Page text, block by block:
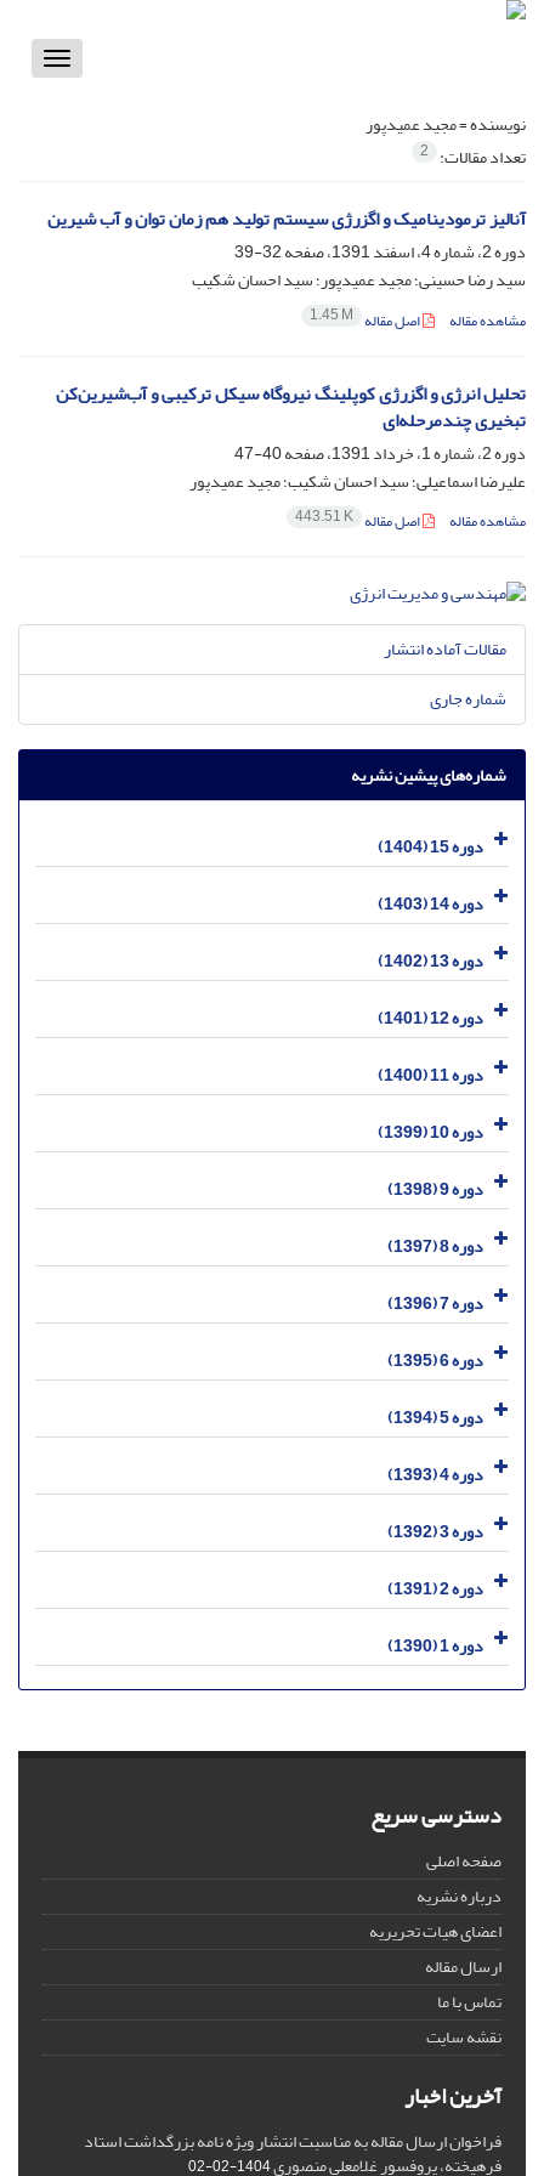
Toggle
نویسنده =مجید عمیدپور
تعداد مقالات: 2
آنالیز ترمودینامیک و اگزرژی سیستم تولید هم زمان توان و آب شیرین
دوره 2، شماره 4، اسفند 1391، صفحه
32-39
سید رضا حسینی؛ مجید عمیدپور؛ سید احسان شکیب
مشاهده مقاله اصل مقاله 1.45 M
تحلیل انرژی و اگزرژی کوپلینگ نیروگاه سیکل ترکیبی و آب‌شیرین‌کن
تبخیری چندمرحله‌ای
دوره 2، شماره 1، خرداد 1391، صفحه
40-47
علیرضا اسماعیلی؛ سید احسان شکیب؛ مجید عمیدپور
مشاهده مقاله اصل مقاله 443.51 K
مقالات آماده انتشار
شماره جاری
شماره‌های پیشین نشریه
دوره 15 (1404)
دوره 14 (1403)
دوره 13 (1402)
دوره 12 (1401)
دوره 11 (1400)
دوره 10 (1399)
دوره 9 (1398)
دوره 8 (1397)
دوره 7 (1396)
دوره 6 (1395)
دوره 5 (1394)
دوره 4 (1393)
دوره 3 (1392)
دوره 2 (1391)
دوره 1 (1390)
دسترسی سریع
صفحه اصلی
درباره نشریه
اعضای هیات تحریریه
ارسال مقاله
تماس با ما
نقشه سایت
آخرین اخبار
فراخوان ارسال مقاله به مناسبت انتشار ویژه نامه بزرگداشت استاد
فرهیخته، پروفسور غلامعلی منصوری1404-02-02